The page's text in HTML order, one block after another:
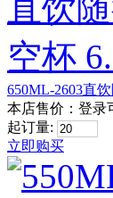
650ML-2603直
本店售价： 登录
起订量:
立即购买